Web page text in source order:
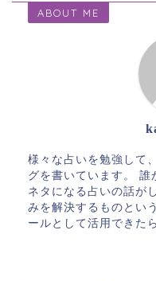
ABOUT ME
様々な占いを勉強して
グを書いています。 誰
ネタになる占いの話が
みを解決するものとい
ールとして活用できた